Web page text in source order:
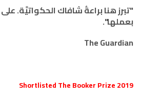
"تبرز هنا براعةُ شافاك الحكواتيَّة.
بعملها".
The Guardian
Shortlisted The Booker Prize 2019